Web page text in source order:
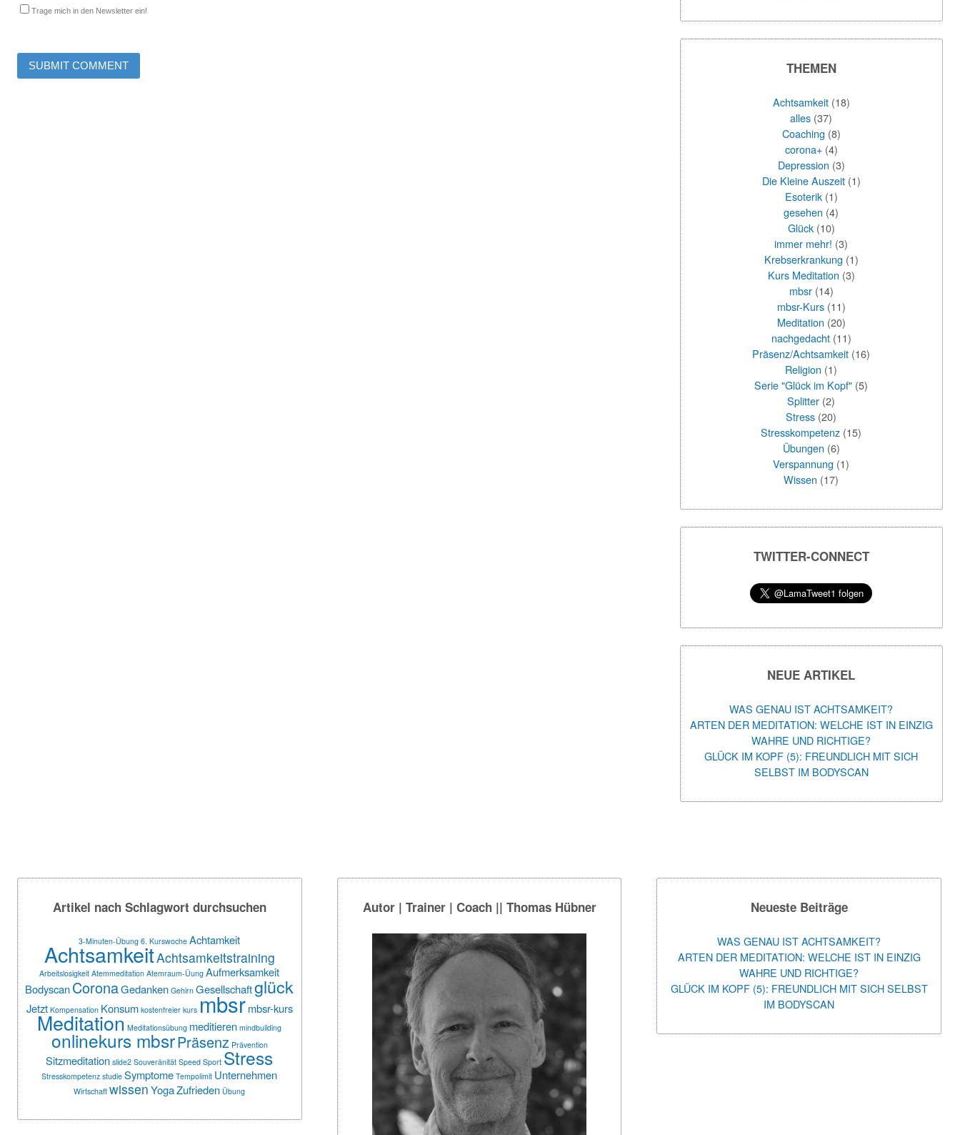
Trage mich in den Newsletter ein!
THEMEN
Achtsamkeit(18)
alles (37)
Coaching (8)
corona+(4)
Depression (3)
Die Kleine Auszeit(1)
Esoterik(1)
gesehen (4)
Glück(10)
immer mehr! (3)
Krebserkrankung (1)
Kurs Meditation (3)
mbsr(14)
mbsr-Kurs(11)
Meditation (20)
nachgedacht(11)
Präsenz/Achtsamkeit (16)
Religion (1)
Serie "Glück im Kopf" (5)
Splitter (2)
Stress (20)
Stresskompetenz (15)
Übungen (6)
Verspannung (1)
Wissen (17)
TWITTER-CONNECT
NEUE ARTIKEL
WAS GENAU IST ACHTSAMKEIT?
ARTEN DER MEDITATION: WELCHE IST IN EINZIG
WAHRE UND RICHTIGE?
GLÜCK IM KOPF (5): FREUNDLICH MIT SICH
SELBST IM BODYSCAN
Artikel nach Schlagwort durchsuchen
3-Minuten-Übung 6. Kurswoche Achtamkeit
AchtsamkeitAchtsamkeitstraining
Arbeitslosigkeit Atemmeditation Atemraum-Üung Aufmerksamkeit
BodyscanCoronaGedanken Gehirn Gesellschaftglück
Jetzt Kompensation Konsum kostenfreier kurs mbsrmbsr-kurs
Meditation Meditationsübung meditieren mindbuilding
onlinekurs mbsrPräsenz Prävention
Sitzmeditation slide2 Souveränität Speed Sport Stress
Stresskompetenz studie Symptome Tempolimit Unternehmen
Wirtschaft wissen YogaZufrieden Übung
Autor | Trainer | Coach || Thomas Hübner Neueste Beiträge
WAS GENAU IST ACHTSAMKEIT?
ARTEN DER MEDITATION: WELCHE IST IN EINZIG
WAHRE UND RICHTIGE?
GLÜCK IM KOPF (5): FREUNDLICH MIT SICH SELBST
IM BODYSCAN